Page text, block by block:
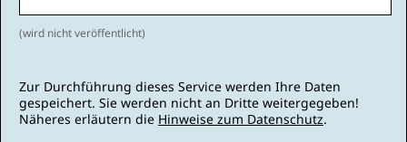
(wird nicht veröffentlicht)
Zur Durchführung dieses Service werden Ihre Daten
gespeichert. Sie werden nicht an Dritte weitergegeben!
Näheres erläutern die Hinweise zum Datenschutz.